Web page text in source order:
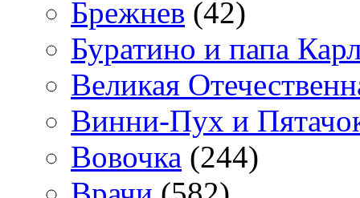
Брежнев (42)
Буратино и папа
Великая
Винни-Пух и
Вовочка (244)